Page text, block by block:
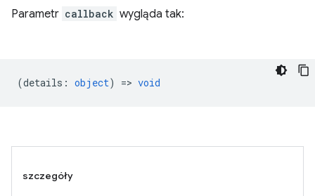
Parametr callback wygląda tak:
(details : object) => void
szczegóły